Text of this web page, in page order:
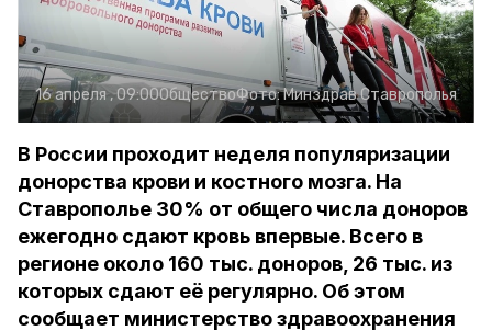
16 апреля , 09:00ОбществоФото:Минздрав Ставрополья
В России проходит неделя популяризации
донорства крови и костного мозга. На
Ставрополье 30% от общего числа доноров
ежегодно сдают кровь впервые. Всего в
регионе около 160 тыс. доноров, 26 тыс. из
которых сдают её регулярно. Об этом
сообщает министерство здравоохранения